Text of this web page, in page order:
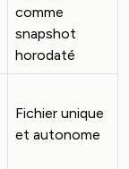
comme
snapshot
horodaté
Fichier unique
et autonome